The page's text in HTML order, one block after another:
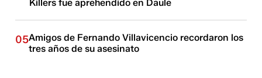
Killers fue aprehendido en Daule
05Amigos de Fernando Villavicencio recordaron los
tres años de su asesinato